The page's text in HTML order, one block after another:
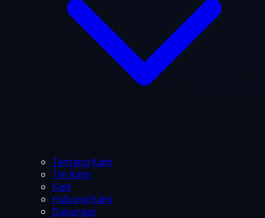
Tentang Kami
Tim Kami
Karir
Hubungi Kami
Dukungan